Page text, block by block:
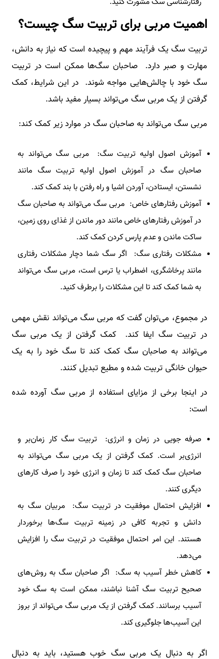
اهمیت مربی برای تربیت سگ چیست؟
تربیت سگ یک فرآیند مهم و پیچیده است که نیاز به دانش،
مهارت و صبر دارد. صاحبان سگ‌ها ممکن است در تربیت
سگ خود با چالش‌هایی مواجه شوند. در این شرایط، کمک
گرفتن از یک مربی سگ می‌تواند بسیار مفید باشد.
مربی سگ می‌تواند به صاحبان سگ در موارد زیر کمک کند:
آموزش اصول اولیه تربیت سگ: مربی سگ می‌تواند به
صاحبان سگ در آموزش اصول اولیه تربیت سگ مانند
نشستن، ایستادن، آوردن اشیا و راه رفتن با بند کمک کند.
آموزش رفتارهای خاص: مربی سگ می‌تواند به صاحبان سگ
در آموزش رفتارهای خاص مانند دور ماندن از غذای روی زمین،
ساکت ماندن و عدم پارس کردن کمک کند.
مشکلات رفتاری سگ: اگر سگ شما دچار مشکلات رفتاری
مانند پرخاشگری، اضطراب یا ترس است، مربی سگ می‌تواند
به شما کمک کند تا این مشکلات را برطرف کنید.
در مجموع، می‌توان گفت که مربی سگ می‌تواند نقش مهمی
در تربیت سگ ایفا کند. کمک گرفتن از یک مربی سگ
می‌تواند به صاحبان سگ کمک کند تا سگ خود را به یک
حیوان خانگی تربیت شده و مطیع تبدیل کنند.
در اینجا برخی از مزایای استفاده از مربی سگ آورده شده
است:
صرفه جویی در زمان و انرژی: تربیت سگ کار زمان‌بر و
انرژی‌بر است. کمک گرفتن از یک مربی سگ می‌تواند به
صاحبان سگ کمک کند تا زمان و انرژی خود را صرف کارهای
دیگری کنند.
افزایش احتمال موفقیت در تربیت سگ: مربیان سگ به
دانش و تجربه کافی در زمینه تربیت سگ‌ها برخوردار
هستند. این امر احتمال موفقیت در تربیت سگ را افزایش
می‌دهد.
کاهش خطر آسیب به سگ: اگر صاحبان سگ به روش‌های
صحیح تربیت سگ آشنا نباشند، ممکن است به سگ خود
آسیب برسانند. کمک گرفتن از یک مربی سگ می‌تواند از بروز
این آسیب‌ها جلوگیری کند.
اگر به دنبال یک مربی سگ خوب هستید، باید به دنبال